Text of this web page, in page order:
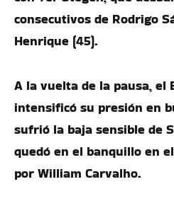
consecutivos de Rodrigo
Henrique (45).
A la vuelta de la pausa, el
intensificó su presión en
sufrió la baja sensible de
quedó en el banquillo en
por William Carvalho.